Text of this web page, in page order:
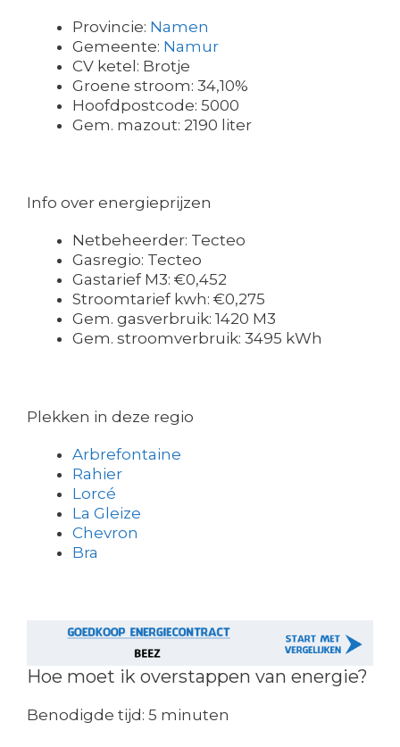
Provincie: Namen
Gemeente: Namur
CV ketel: Brotje
Groene stroom: 34,10%
Hoofdpostcode: 5000
Gem. mazout: 2190 liter
Info over energieprijzen
Netbeheerder: Tecteo
Gasregio: Tecteo
Gastarief M3: €0,452
Stroomtarief kwh: €0,275
Gem. gasverbruik: 1420 M3
Gem. stroomverbruik: 3495 kWh
Plekken in deze regio
Arbrefontaine
Rahier
Lorcé
La Gleize
Chevron
Bra
Hoe moet ik overstappen van energie?
Benodigde tijd: 5 minuten